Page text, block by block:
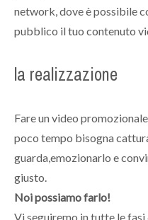
network, dove è possibile
pubblico il tuo contenuto
la realizzazione
Fare un video
poco tempo bisogna
guarda,emozionarlo e
giusto.
Noi possiamo farlo!
Vi seguiremo in tutte le